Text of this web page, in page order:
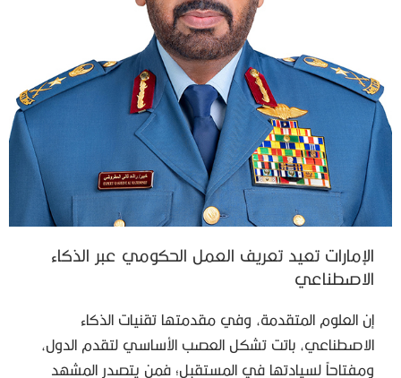
الإمارات تعيد تعريف العمل الحكومي عبر الذكاء
الاصطناعي
إن العلوم المتقدمة، وفي مقدمتها تقنيات الذكاء
الاصطناعي، باتت تشكل العصب الأساسي لتقدم الدول،
ومفتاحاً لسيادتها في المستقبل؛ فمن يتصدر المشهد